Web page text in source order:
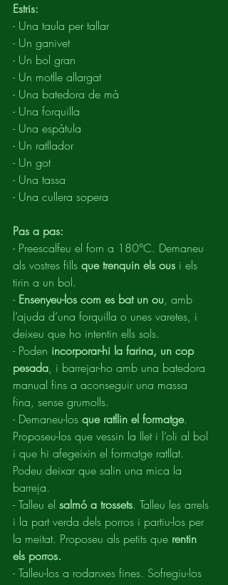
Estris:
- Una taula per tallar
- Un ganivet
- Un bol gran
- Un motlle allargat
- Una batedora de mà
- Una forquilla
- Una espàtula
- Un ratllador
- Un got
- Una tassa
- Una cullera sopera
Pas a pas:
- Preescalfeu el forn a 180°C. Demaneu
als vostres fills que trenquin els ous i els
tirin a un bol.
- Ensenyeu-los com es bat un ou, amb
l’ajuda d’una forquilla o unes varetes, i
deixeu que ho intentin ells sols.
- Poden incorporar-hi la farina, un cop
pesada, i barrejar-ho amb una batedora
manual fins a aconseguir una massa
fina, sense grumolls.
- Demaneu-los que ratllin el formatge.
Proposeu-los que vessin la llet i l’oli al bol
i que hi afegeixin el formatge ratllat.
Podeu deixar que salin una mica la
barreja.
- Talleu el salmó a trossets. Talleu les arrels
i la part verda dels porros i partiu-los per
la meitat. Proposeu als petits que rentin
els porros.
- Talleu-los a rodanxes fines. Sofregiu-los